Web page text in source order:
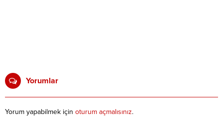
Yorumlar
Yorum yapabilmek için oturum açmalısınız.